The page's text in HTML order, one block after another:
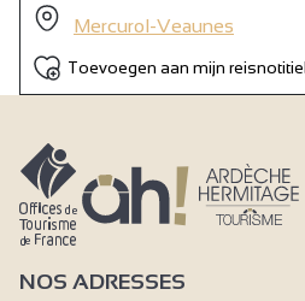
Mercurol-Veaunes
Toevoegen aan mijn
NOS ADRESSES